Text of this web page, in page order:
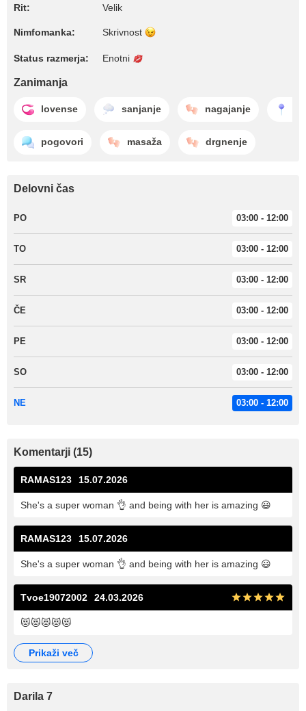
Rit: Velik
Nimfomanka: Skrivnost
Status razmerja: Enotni
Zanimanja
lovense sanjanje nagajanje
pogovori masaža drgnenje
Delovni čas
PO 03:00 - 12:00
TO 03:00 - 12:00
SR 03:00 - 12:00
ČE 03:00 - 12:00
PE 03:00 - 12:00
SO 03:00 - 12:00
NE 03:00 - 12:00
Komentarji (15)
RAMAS123 15.07.2026
She's a super woman 👌 and being with her is amazing 😃
RAMAS123 15.07.2026
She's a super woman 👌 and being with her is amazing 😃
Tvoe19072002 24.03.2026
😻😻😻😻😻
prikaži več
Darila 7